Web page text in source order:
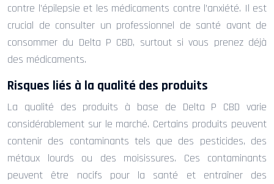
contre l’épilepsie et les médicaments contre l’anxiété. Il est
crucial de consulter un professionnel de santé avant de
consommer du Delta P CBD, surtout si vous prenez déjà
des médicaments.
Risques liés à la qualité des produits
La qualité des produits à base de Delta P CBD varie
considérablement sur le marché. Certains produits peuvent
contenir des contaminants tels que des pesticides, des
métaux lourds ou des moisissures. Ces contaminants
peuvent être nocifs pour la santé et entraîner des